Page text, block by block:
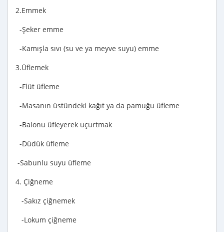
2.Emmek
-Şeker emme
-Kamışla sıvı (su ve ya meyve suyu) emme
3.Üflemek
-Flüt üfleme
-Masanın üstündeki kağıt ya da pamuğu üfleme
-Balonu üfleyerek uçurtmak
-Düdük üfleme
-Sabunlu suyu üfleme
4. Çiğneme
-Sakız çiğnemek
-Lokum çiğneme